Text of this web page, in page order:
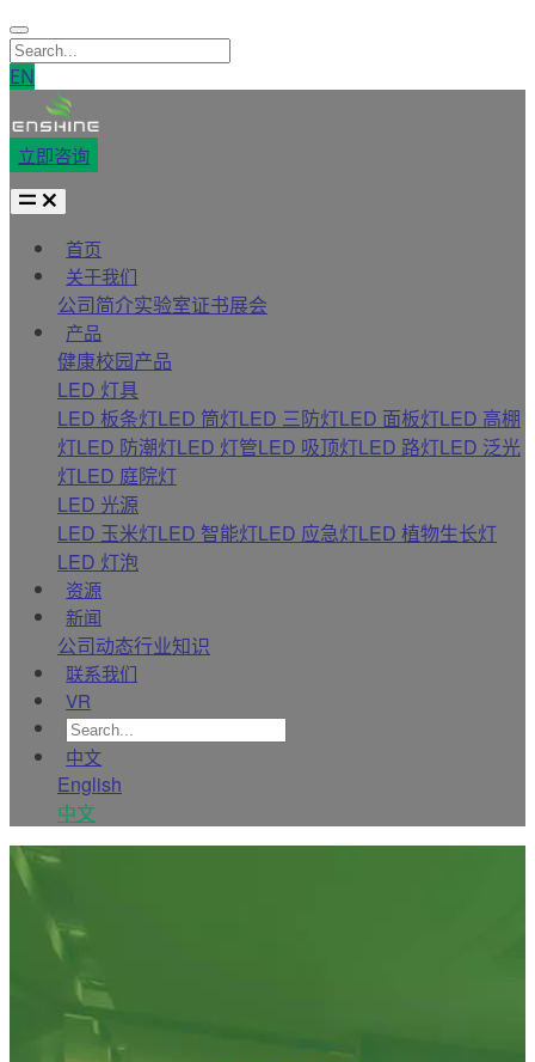
EN
立即咨询
首页
关于我们
公司简介实验室证书展会
产品
健康校园产品
LED 灯具
LED 板条灯LED 筒灯LED 三防灯LED 面板灯LED 高棚
灯LED 防潮灯LED 灯管LED 吸顶灯LED 路灯LED 泛光
灯LED 庭院灯
LED 光源
LED 玉米灯LED 智能灯LED 应急灯LED 植物生长灯
LED 灯泡
资源
新闻
公司动态行业知识
联系我们
VR
中文
English
中文